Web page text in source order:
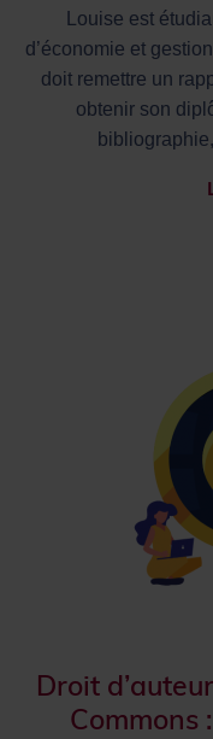
Louise est
d’économie et
doit remettre un
obtenir son
Droit
Commons